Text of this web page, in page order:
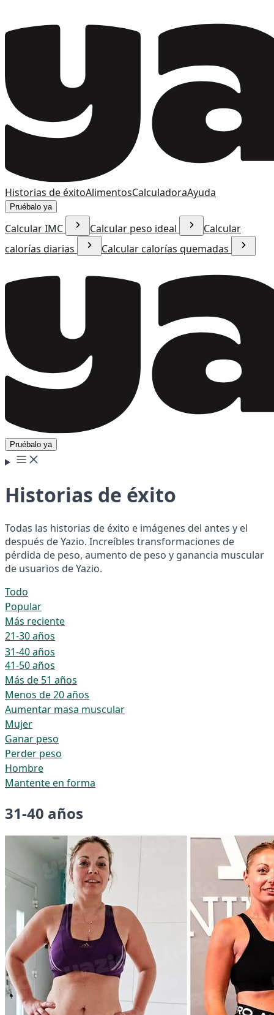
Historias de éxitoAlimentosCalculadoraAyuda
Pruébalo ya
Calcular IMC Calcular peso ideal
Calcular
calorías diarias
Calcular calorías quemadas
Pruébalo ya
Historias de éxito
Todas las historias de éxito e imágenes del antes y el
después de Yazio. Increíbles transformaciones de
pérdida de peso, aumento de peso y ganancia muscular
de usuarios de Yazio.
Todo
Popular
Más reciente
21-30 años
31-40 años
41-50 años
Más de 51 años
Menos de 20 años
Aumentar masa muscular
Mujer
Ganar peso
Perder peso
Hombre
Mantente en forma
31-40 años